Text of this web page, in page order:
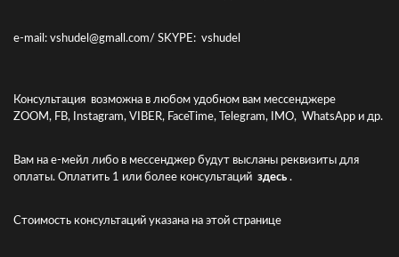
e-mail: vshudel@gmall.com/ SKYPE: vshudel
Консультация возможна в любом удобном вам мессенджере
ZOOM, FB, Instagram, VIBER, FaceTime, Telegram, IMO, WhatsApp и др.
Вам на е-мейл либо в мессенджер будут высланы реквизиты для
оплаты. Оплатить 1 или более консультаций здесь .
Стоимость консультаций указана на этой странице